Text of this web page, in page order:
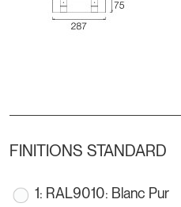
FINITIONS STANDARD
1: RAL9010: Blanc Pur